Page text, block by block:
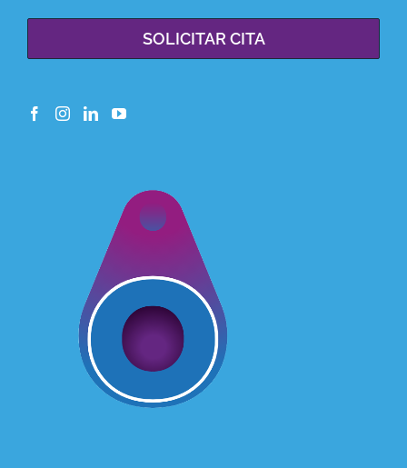
SOLICITAR CITA